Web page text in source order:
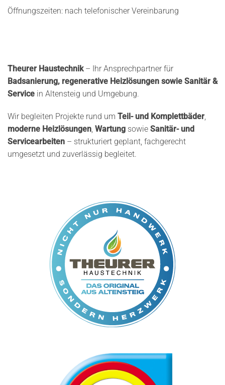
Öffnungszeiten: nach telefonischer Vereinbarung
Theurer Haustechnik– Ihr Ansprechpartner für
Badsanierung, regenerative Heizlösungen sowie Sanitär &
Service in Altensteig und Umgebung.
Wir begleiten Projekte rund um Teil- und Komplettbäder,
moderne Heizlösungen, Wartung sowie Sanitär- und
Servicearbeiten – strukturiert geplant, fachgerecht
umgesetzt und zuverlässig begleitet.